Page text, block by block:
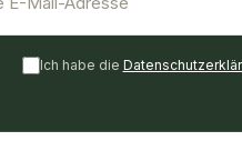
Ich habe die